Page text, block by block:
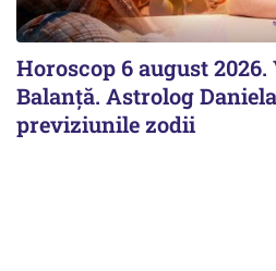
Horoscop 6 august
Balanță. Astrolog
previziunile zodii